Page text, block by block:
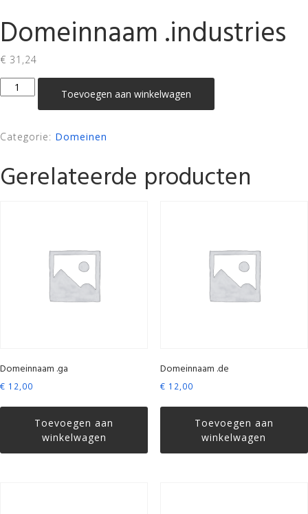
Domeinnaam .industries
€ 31,24
Domeinnaam
.industries
Toevoegen aan winkelwagen
Categorie: Domeinen
Gerelateerde producten
Domeinnaam .ga
€ 12,00
Toevoegen aan
winkelwagen
Domeinnaam .de
€ 12,00
Toevoegen aan
winkelwagen